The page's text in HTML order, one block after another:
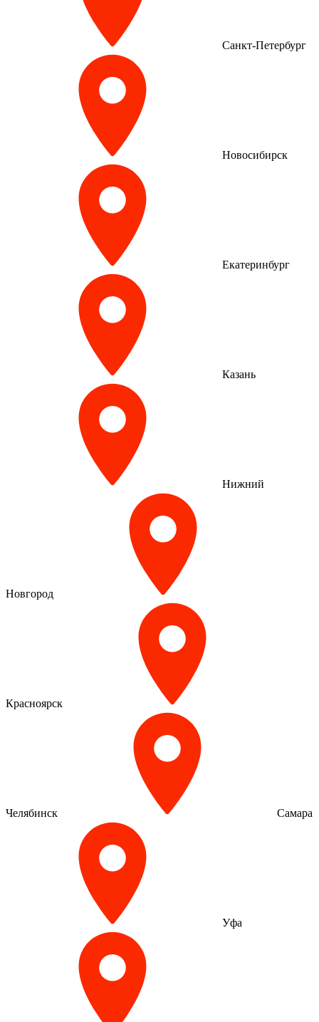
Санкт-Петербург
Новосибирск
Екатеринбург
Казань
Нижний
Новгород
Красноярск
Челябинск Самара
Уфа